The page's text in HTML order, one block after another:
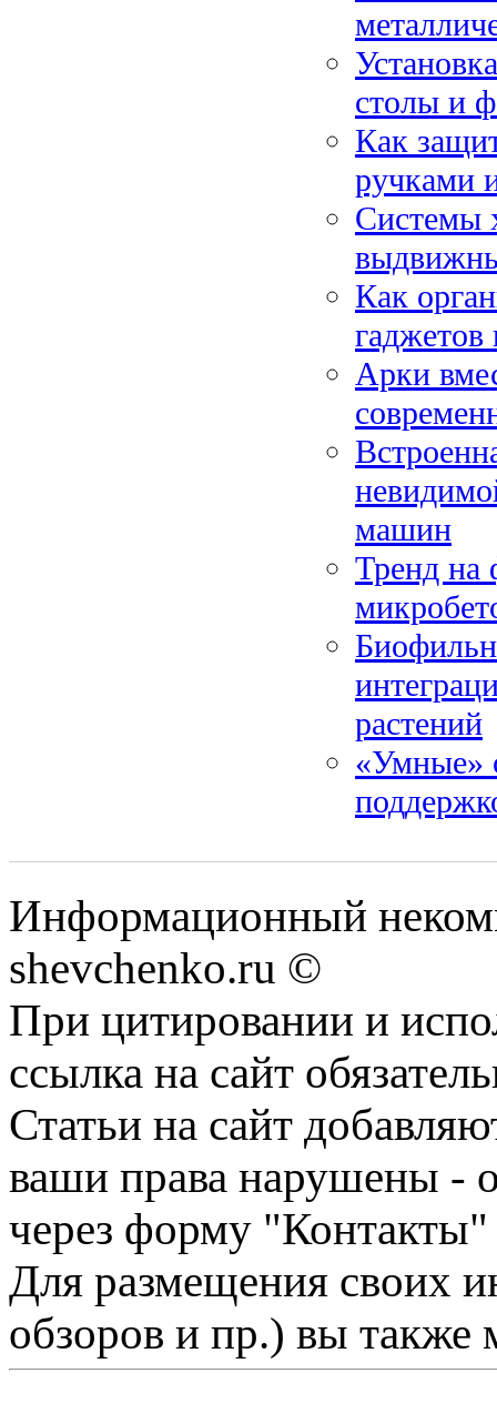
столы и
Как
ручками
Системы
Как
Арки
машин
Тренд на
растений
«Умные»
Информационный
shevchenko.ru ©
При цитировании и
ссылка на сайт
Статьи на сайт
ваши права нарушены -
через форму "Контакты"
Для размещения своих
обзоров и пр.) вы также